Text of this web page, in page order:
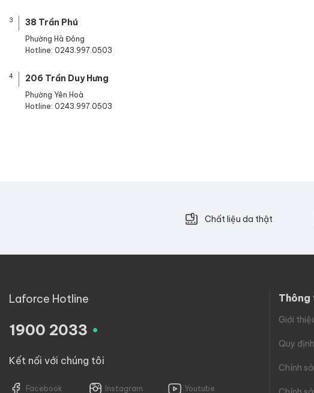
3 38 Trần Phú
Phường Hà Đông
Hotline: 0243.997.0503
4 206 Trần Duy Hưng
Phường Yên Hoà
Hotline: 0243.997.0503
Chất liệu da thật
Laforce Hotline
1900 2033 .
Kết nối với chúng tôi
Facebook Instagram Youtube
Thông
Giới
Quy
Chính